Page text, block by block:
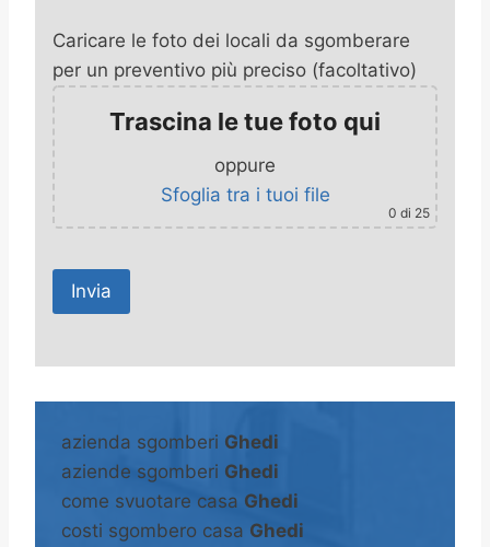
Caricare le foto dei locali da sgomberare
per un preventivo più preciso (facoltativo)
Trascina le tue foto qui
oppure
Sfoglia tra i tuoi file
0 di 25
A
e
n
a
azienda sgomberi Ghedi
aziende sgomberi Ghedi
come svuotare casa Ghedi
costi sgombero casa Ghedi